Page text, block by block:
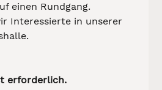
einen Rundgang.
Interessierte in unserer
erforderlich.